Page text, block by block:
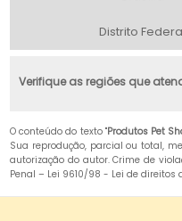
Distrito
Verifique as regiões que
O conteúdo do texto "Produtos Pet
Sua reprodução, parcial ou total,
autorização do autor. Crime de
Penal – Lei 9610/98 - Lei de direitos